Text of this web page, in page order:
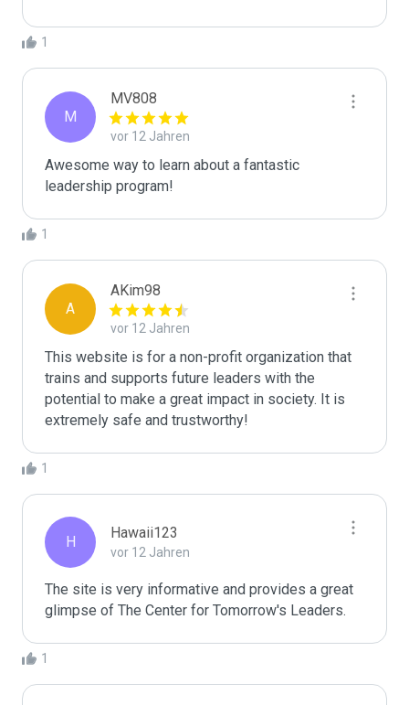
1
M
MV808
vor 12 Jahren
Awesome way to learn about a fantastic
leadership program!
1
A
AKim98
vor 12 Jahren
This website is for a non-profit organization that
trains and supports future leaders with the
potential to make a great impact in society. It is
extremely safe and trustworthy!
1
H
Hawaii123
vor 12 Jahren
The site is very informative and provides a great
glimpse of The Center for Tomorrow's Leaders.
1